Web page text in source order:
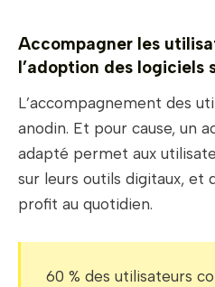
Accompagner les
l’adoption des logiciels
L’accompagnement des
anodin. Et pour cause, un
adapté permet aux
sur leurs outils digitaux, et
profit au quotidien.
60 % des utilisateurs